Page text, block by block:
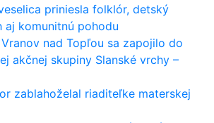
priniesla folklór, detský
aj komunitnú pohodu
nad Topľou sa zapojilo do
akčnej skupiny Slanské vrchy –
zablahoželal riaditeľke materskej